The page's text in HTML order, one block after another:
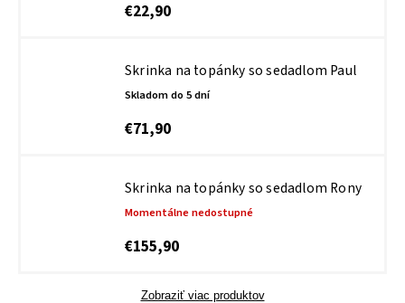
€22,90
Skrinka na topánky so sedadlom Paul
Skladom do 5 dní
€71,90
Skrinka na topánky so sedadlom Rony
Momentálne nedostupné
€155,90
Zobraziť viac produktov